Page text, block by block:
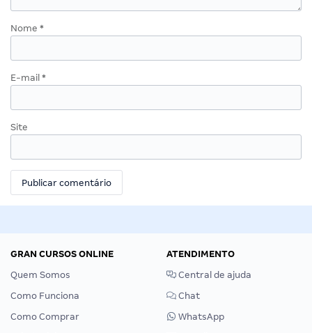
Nome *
E-mail *
Site
GRAN CURSOS ONLINE
Quem Somos
Como Funciona
Como Comprar
ATENDIMENTO
Central de ajuda
Chat
WhatsApp